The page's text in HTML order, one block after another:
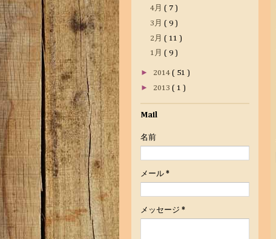
4月 ( 7 )
3月 ( 9 )
2月 ( 11 )
1月 ( 9 )
► 2014 ( 51 )
► 2013 ( 1 )
Mail
名前
メール *
メッセージ *